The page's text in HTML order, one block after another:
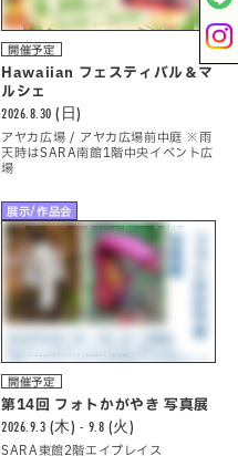
開催予定
Hawaiian フェスティバル＆マ
ルシェ
2026.8.30 (日)
アヤカ広場 / アヤカ広場前中庭 ※雨
天時はSARA南館1階中央イベント広
場
展示/作品会
開催予定
第14回 フォトかがやき 写真展
2026.9.3 (木) - 9.8 (火)
SARA東館2階エイプレイス